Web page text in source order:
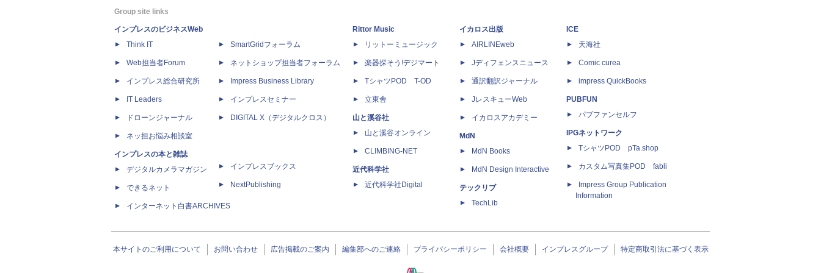
Group site links
インプレスのビジネスWeb
Think IT
Web担当者Forum
インプレス総合研究所
IT Leaders
ドローンジャーナル
ネッ担お悩み相談室
インプレスの本と雑誌
デジタルカメラマガジン
できるネット
インターネット白書ARCHIVES
SmartGridフォーラム
ネットショップ担当者フォーラム
Impress Business Library
インプレスセミナー
DIGITAL X（デジタルクロス）
インプレスブックス
NextPublishing
Rittor Music
リットーミュージック
楽器探そう!デジマート
TシャツPOD T-OD
立東舎
山と溪谷社
山と溪谷オンライン
CLIMBING-NET
近代科学社
近代科学社Digital
イカロス出版
AIRLINEweb
Jディフェンスニュース
通訳翻訳ジャーナル
JレスキューWeb
イカロスアカデミー
MdN
MdN Books
MdN Design Interactive
テックリブ
TechLib
ICE
天海社
Comic curea
impress QuickBooks
PUBFUN
パブファンセルフ
IPGネットワーク
TシャツPOD pTa.shop
カスタム写真集POD fabli
Impress Group Publication
Information
本サイトのご利用について お問い合わせ 広告掲載のご案内 編集部へのご連絡 プライバシーポリシー 会社概要 インプレスグループ 特定商取引法に基づく表示